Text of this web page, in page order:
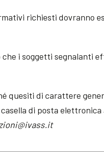
richiesti dovranno
i soggetti segnalanti
quesiti di carattere
di posta elettronica